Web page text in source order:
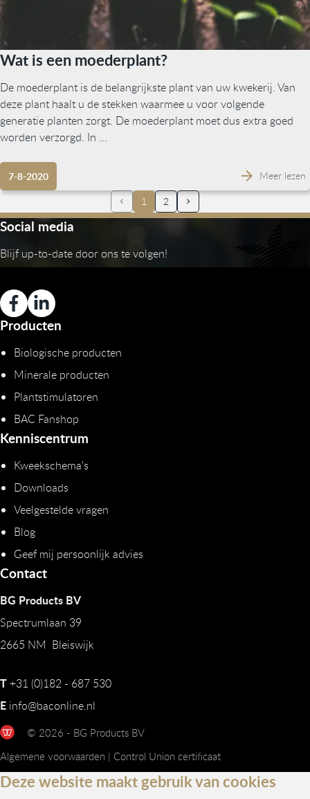
Wat is een moederplant?
De moederplant is de belangrijkste plant van uw kwekerij. Van
deze plant haalt u de stekken waarmee u voor volgende
generatie planten zorgt. De moederplant moet dus extra goed
worden verzorgd. In ...
7-8-2020
Meer lezen
1
2
Social media
Blijf up-to-date door ons te volgen!
Producten
Biologische producten
Minerale producten
Plantstimulatoren
BAC Fanshop
Kenniscentrum
Kweekschema's
Downloads
Veelgestelde vragen
Blog
Geef mij persoonlijk advies
Contact
BG Products BV
Spectrumlaan 39
2665 NM Bleiswijk
T+31 (0)182 - 687 530
E info@baconline.nl
© 2026 - BG Products BV
Algemene voorwaarden | Control Union certificaat
Deze website maakt gebruik van cookies